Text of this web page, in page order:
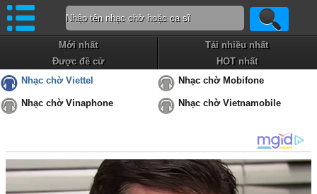
Mới nhất
Tải nhiều nhất
Được đề cử
HOT nhất
Nhạc chờ Viettel
Nhạc chờ Mobifone
Nhạc chờ Vinaphone Nhạc chờ Vietnamobile